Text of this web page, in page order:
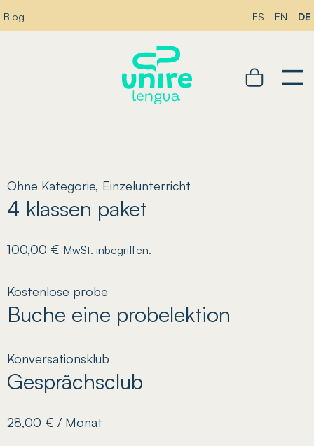
Blog ES EN DE
Ohne Kategorie, Einzelunterricht
4 klassen paket
100,00 € MwSt. inbegriffen.
Kostenlose probe
Buche eine probelektion
Konversationsklub
Gesprächsclub
28,00 € / Monat